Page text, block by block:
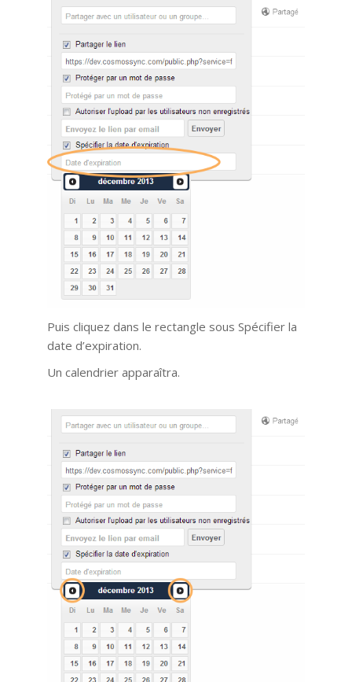
Puis cliquez dans le rectangle sous Spécifier la
date d’expiration.
Un calendrier apparaîtra.